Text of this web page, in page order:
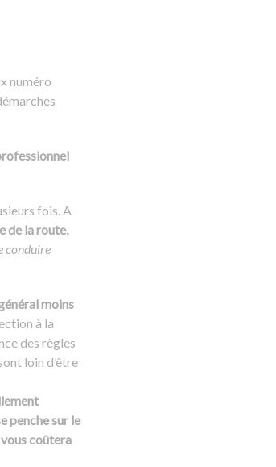
numéro
fois. A
de la route,
conduire
moins
à la
des règles
loin d’être
penche sur le
coûtera